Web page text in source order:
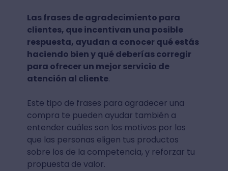
Las frases de agradecimiento para
clientes, que incentivan una posible
respuesta, ayudan a conocer qué estás
haciendo bien y qué deberías corregir
para ofrecer un mejor servicio de
atención al cliente.
Este tipo de frases para agradecer una
compra te pueden ayudar también a
entender cuáles son los motivos por los
que las personas eligen tus productos
sobre los de la competencia, y reforzar tu
propuesta de valor.